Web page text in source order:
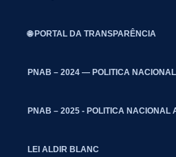
🌐 PORTAL DA TRANSPARÊNCIA
PNAB – 2024 — POLITICA
PNAB – 2025 - POLITICA NACIONAL
LEI ALDIR BLANC